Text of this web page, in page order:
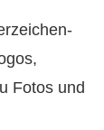
Fotos und